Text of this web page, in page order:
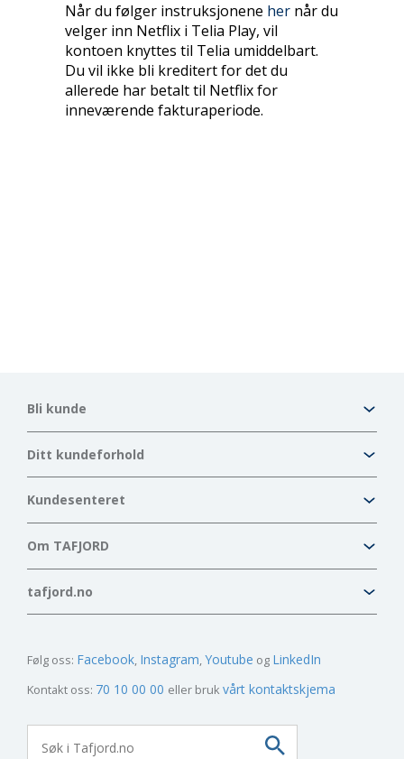
Når du følger instruksjonene her når du
velger inn Netflix i Telia Play, vil
kontoen knyttes til Telia umiddelbart.
Du vil ikke bli kreditert for det du
allerede har betalt til Netflix for
inneværende fakturaperiode.
Bli kunde
Ditt kundeforhold
Kundesenteret
Om TAFJORD
tafjord.no
Følg oss: Facebook Instagram Youtube LinkedIn
Kontakt oss: 70 10 00 00 eller bruk vårt kontaktskjema